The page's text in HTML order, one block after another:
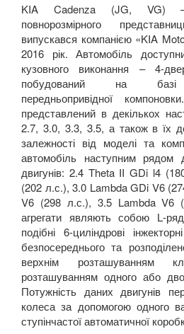
Sportage I (K00, JA)
Sportage II (JE, KM)
Sportage III (SL)
Sportage IV (QL)
Sportage V
Stinger (CK)
Venga (YN)
LANCIA
LAND ROVER
LEXUS
MG
KIA Cadenza(JG, VG)
повнорозмірного
випускався компанією «KIA
2016 рік. Автомобіль
кузовного виконання – 4-
побудований на базі
передньопривідної
представлений в декількох
2.7, 3.0, 3.3, 3.5, а також в їх
залежності від моделі та
автомобіль наступним рядом
двигунів: 2.4 Theta II GDi l4
(202 л.с.), 3.0 Lambda GDi V6
V6 (298 л.с.), 3.5 Lambda V6
агрегати являють собою L-
подібні 6-циліндрові
безпосереднього та
верхнім розташуванням
розташуванням одного або
Потужність даних двигунів
колеса за допомогою одного
ступінчастої автоматичної